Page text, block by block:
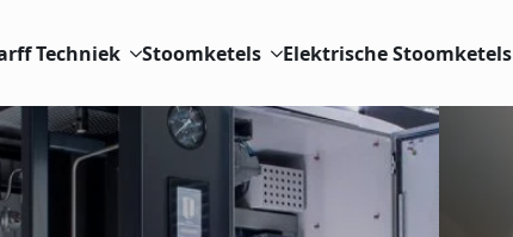
Techniek Stoomketels Elektrische Stoomketels